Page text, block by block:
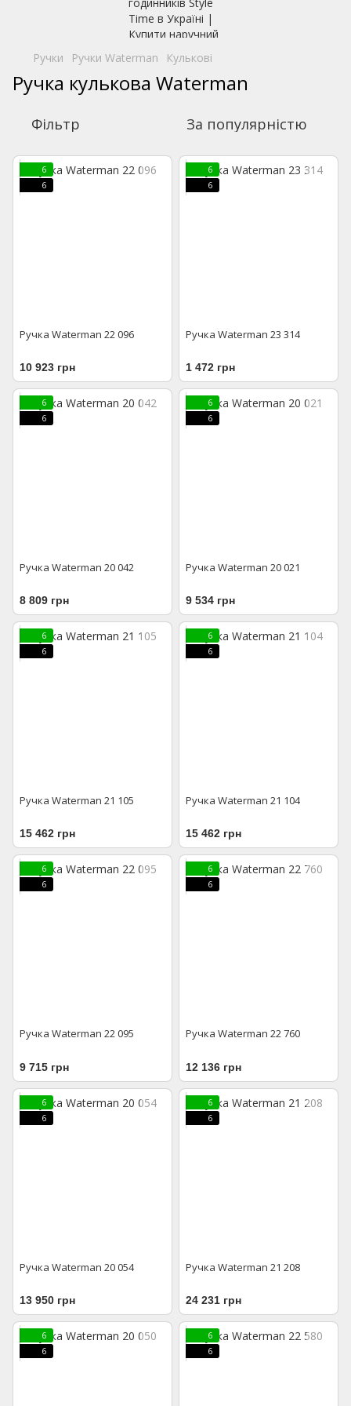
Ручки Ручки Waterman Кулькові
Ручка кулькова Waterman
Фільтр За популярністю
6
6
Ручка Waterman 22 096
10 923 грн
6
6
Ручка Waterman 23 314
1 472 грн
6
6
Ручка Waterman 20 042
8 809 грн
6
6
Ручка Waterman 20 021
9 534 грн
6
6
Ручка Waterman 21 105
15 462 грн
6
6
Ручка Waterman 21 104
15 462 грн
6
6
Ручка Waterman 22 095
9 715 грн
6
6
Ручка Waterman 22 760
12 136 грн
6
6
Ручка Waterman 20 054
13 950 грн
6
6
Ручка Waterman 21 208
24 231 грн
6
6
6
6